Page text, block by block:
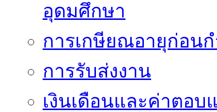
อุดมศึกษา
การเกษียณอายุก่อน
การรับส่งงาน
เงินเดือนและค่าตอบ